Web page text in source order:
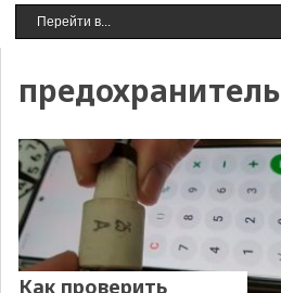
предохранитель
Как проверить